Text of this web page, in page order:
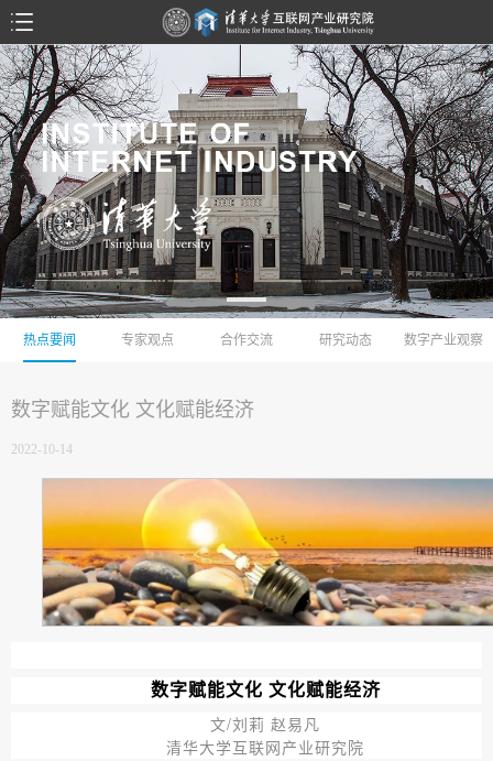
热点要闻 专家观点 合作交流 研究动态 数字产业观察
数字赋能文化 文化赋能经济
2022-10-14
数字赋能文化 文化赋能经济
文/刘莉 赵易凡
清华大学互联网产业研究院